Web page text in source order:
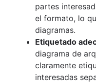
partes
el formato, lo
diagramas.
Etiquetado
diagrama de
claramente
interesadas